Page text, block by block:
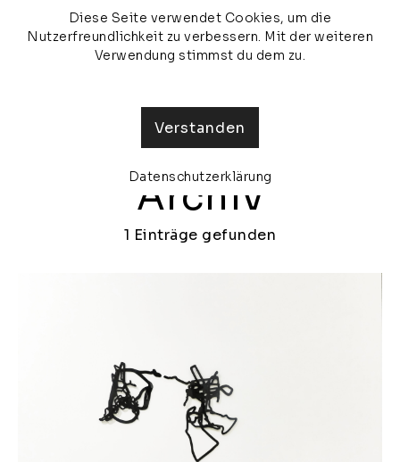
MENU
veronika olma
Archiv
1 Einträge gefunden
Diese Seite verwendet Cookies, um die
Nutzerfreundlichkeit zu verbessern. Mit der weiteren
Verwendung stimmst du dem zu.
Verstanden
Datenschutzerklärung